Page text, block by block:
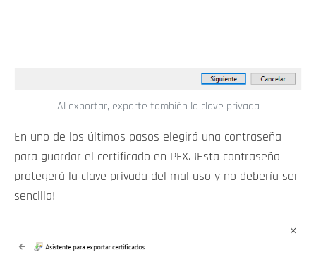
Al exportar, exporte también la clave privada
En uno de los últimos pasos elegirá una contraseña
para guardar el certificado en PFX. ¡Esta contraseña
protegerá la clave privada del mal uso y no debería ser
sencilla!